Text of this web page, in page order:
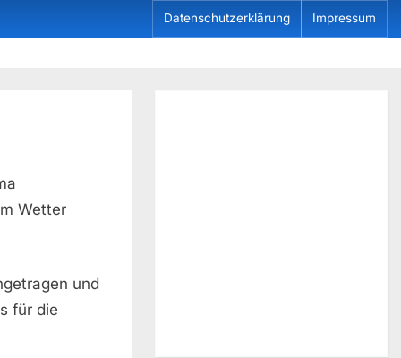
Datenschutzerklärung Impressum
Wetter
und
für die